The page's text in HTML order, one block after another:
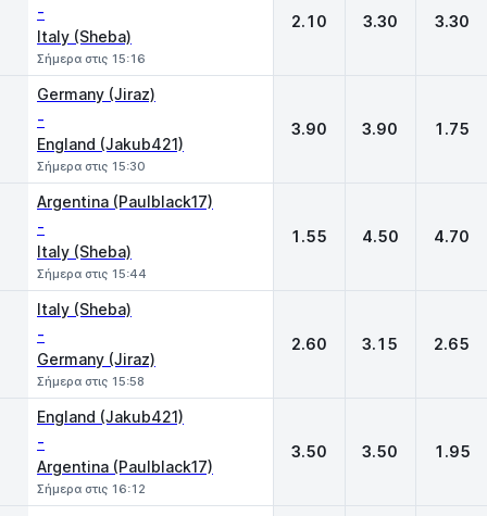
-
Italy (Sheba)
Σήμερα στις 15:16
2.10 3.30 3.30
Germany (Jiraz)
-
England (Jakub421)
Σήμερα στις 15:30
3.90 3.90 1.75
Argentina (Paulblack17)
-
Italy (Sheba)
Σήμερα στις 15:44
1.55 4.50 4.70
Italy (Sheba)
-
Germany (Jiraz)
Σήμερα στις 15:58
2.60 3.15 2.65
England (Jakub421)
-
Argentina (Paulblack17)
Σήμερα στις 16:12
3.50 3.50 1.95